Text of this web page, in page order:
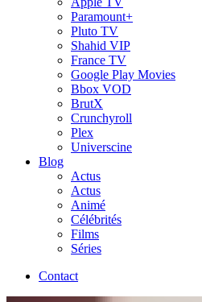
Paramount+
Pluto TV
Shahid VIP
France TV
Google Play Movies
Bbox VOD
BrutX
Crunchyroll
Plex
Universcine
Blog
Actus
Actus
Animé
Célébrités
Films
Séries
Contact